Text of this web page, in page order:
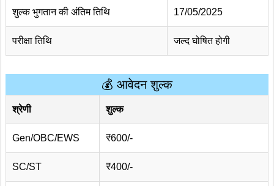
शुल्क भुगतान की अंतिम तिथि 17/05/2025
परीक्षा तिथि जल्द घोषित होगी
💰 आवेदन शुल्क
श्रेणी शुल्क
Gen/OBC/EWS ₹600/-
SC/ST ₹400/-